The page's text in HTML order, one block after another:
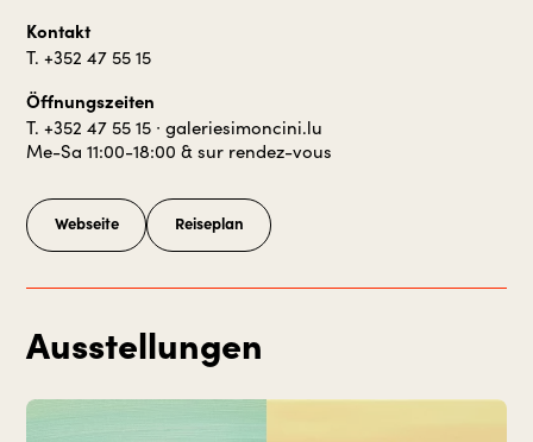
Kontakt
T. +352 47 55 15
Öffnungszeiten
T. +352 47 55 15 ∙ galeriesimoncini.lu
Me-Sa 11:00-18:00 & sur rendez-vous
Webseite Reiseplan
Ausstellungen